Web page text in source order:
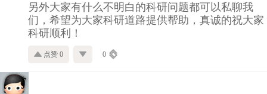
另外大家有什么不明白的科研问题都可以私聊我
们，希望为大家科研道路提供帮助，真诚的祝大家
科研顺利！
点赞 0 0